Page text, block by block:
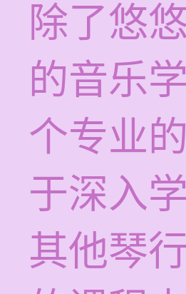
除了悠
的音乐
个专业
于深入
其他琴